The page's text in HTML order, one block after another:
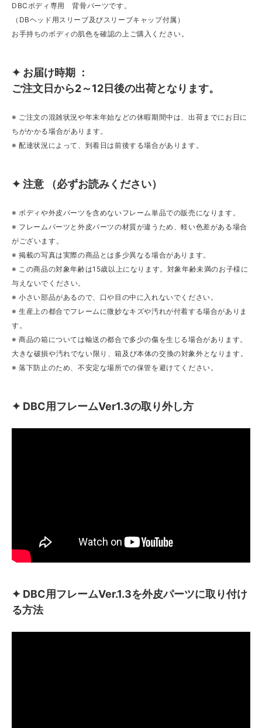
DBCボディ専用 背骨パーツです。
（DBヘッド用スリーブ及びスリーブキャップ付属）
お手持ちのボディの肌色を確認の上ご購入ください。
✦ お届け時期 ：
ご注文日から2～12日後の出荷となります。
※ ご注文の混雑状況や年末年始などの休暇期間中は、出荷までにお日に
ちがかかる場合があります。
※ 配達状況によって、到着日は前後する場合があります。
✦ 注意 （必ずお読みください）
※ ボディや外皮パーツを含めないフレーム単品での販売になります。
※ フレームパーツと外皮パーツの材質が違うため、軽い色差がある場合
がございます。
※ 掲載の写真は実際の商品とは多少異なる場合があります。
※ この商品の対象年齢は15歳以上になります。対象年齢未満のお子様に
与えないでください。
※ 小さい部品があるので、口や目の中に入れないでください。
※ 生産上の都合でフレームに微妙なキズや汚れが付着する場合がありま
す。
※ 商品の箱については輸送の都合で多少の傷を生じる場合があります。
大きな破損や汚れでない限り、箱及び本体の交換の対象外となります。
※ 落下防止のため、不安定な場所での保管を避けてください。
✦ DBC用フレームVer1.3の取り外し方
✦ DBC用フレームVer.1.3を外皮パーツに取り付け
る方法